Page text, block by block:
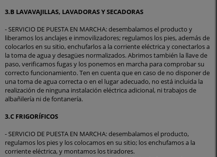
3.B LAVAVAJILLAS, LAVADORAS Y SECADORAS
- SERVICIO DE PUESTA EN MARCHA: desembalamos el producto y
liberamos los anclajes e inmovilizadores; regulamos los pies, además de
colocarlos en su sitio, enchufarlos a la corriente eléctrica y conectarlos a
la toma de agua y desagües normalizados. Abrimos también la llave de
paso, verificamos fugas y los ponemos en marcha para comprobar su
correcto funcionamiento. Ten en cuenta que en caso de no disponer de
una toma de agua correcta o en el lugar adecuado, no está incluida la
realización de ninguna instalación eléctrica adicional, ni trabajos de
albañilería ni de fontanería.
3.C FRIGORÍFICOS
- SERVICIO DE PUESTA EN MARCHA: desembalamos el producto,
regulamos los pies y los colocamos en su sitio; los enchufamos a la
corriente eléctrica, y montamos los tiradores.